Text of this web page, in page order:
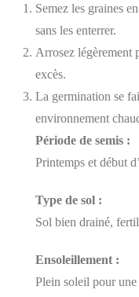
Semez les graines
sans les enterrer.
Arrosez légèrement
excès.
La germination se
environnement
Période de semis :
Printemps et début
Type de sol :
Sol bien drainé,
Ensoleillement :
Plein soleil pour